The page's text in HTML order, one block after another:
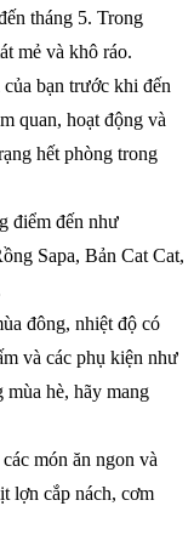
tháng 5. Trong
mẻ và khô ráo.
bạn trước khi đến
quan, hoạt động và
hết phòng trong
điểm đến như
Sapa, Bản Cat Cat,
đông, nhiệt độ có
và các phụ kiện như
mùa hè, hãy mang
món ăn ngon và
lợn cắp nách, cơm